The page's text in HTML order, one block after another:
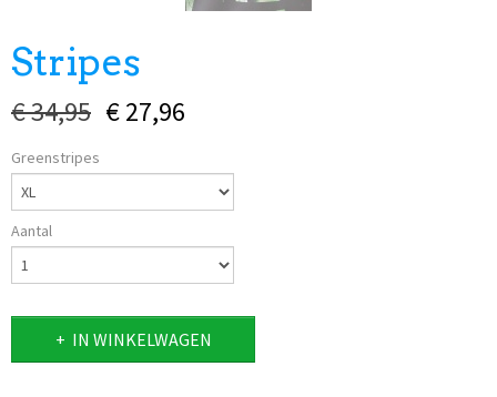
Stripes
€ 34,95 € 27,96
Greenstripes
Aantal
IN WINKELWAGEN